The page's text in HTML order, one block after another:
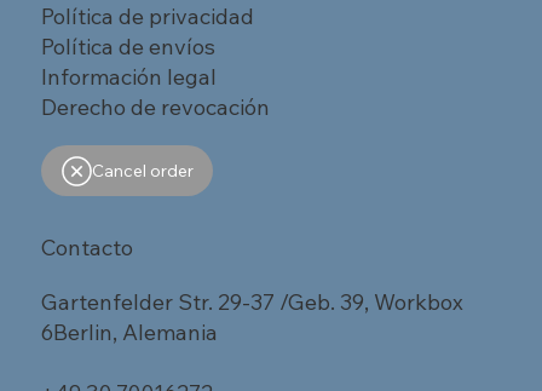
Política de privacidad
Política de envíos
Información legal
Derecho de revocación
Cancel order
Contacto
Gartenfelder Str. 29-37 /Geb. 39, Workbox
6Berlin, Alemania